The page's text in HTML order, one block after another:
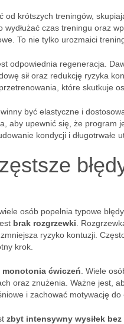
od krótszych treningów,
czas treningu oraz
To nie tylko urozmaici
odpowiednia regeneracja.
sił oraz redukcję ryzyka
które skutkuje
być elastyczne i
aby upewnić się, że program
kondycji i długotrwałe
osób popełnia typowe
brak rozgrzewki .
ryzyko kontuzji.
krok.
monotonia ćwiczeń . Wiele
oraz znużenia. Ważne jest,
i zachować motywację do
zbyt intensywny wysiłek